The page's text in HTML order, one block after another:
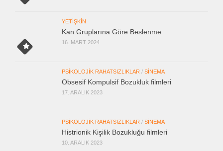
YETIŞKIN
Kan Gruplarına Göre Beslenme
16. MART 2024
PSIKOLOJIK RAHATSIZLIKLAR / SINEMA
Obsesif Kompulsif Bozukluk filmleri
17. ARALIK 2023
PSIKOLOJIK RAHATSIZLIKLAR / SINEMA
Histrionik Kişilik Bozukluğu filmleri
10. ARALIK 2023